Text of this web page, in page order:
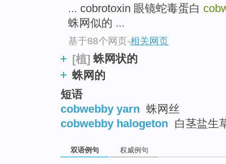
... cobrotoxin 眼镜蛇毒蛋白
蛛网似的 ...
基于88个网页-相关网页
[植] 蛛网状的
蛛网的
短语
cobwebby yarn 蛛网丝
cobwebby halogeton 白茎盐生
双语例句 权威例句